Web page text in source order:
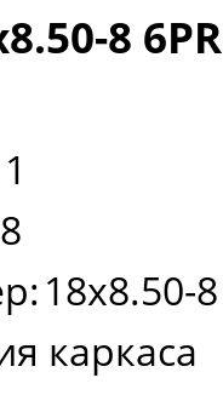
8
1
18x8.50-8
каркаса